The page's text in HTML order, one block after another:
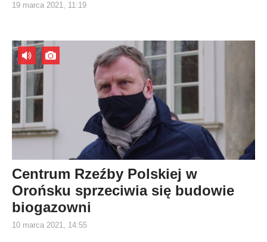
19 marca 2021, 11:19
Centrum Rzeźby Polskiej w
Orońsku sprzeciwia się budowie
biogazowni
10 marca 2021, 14:55